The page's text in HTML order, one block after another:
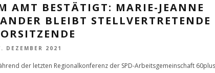
AMT BESTÄTIGT: MARIE-JEANNE
BLEIBT STELLVERTRETENDE
DEZEMBER 2021
der letzten Regionalkonferenz der SPD-Arbeitsgemeinschaft